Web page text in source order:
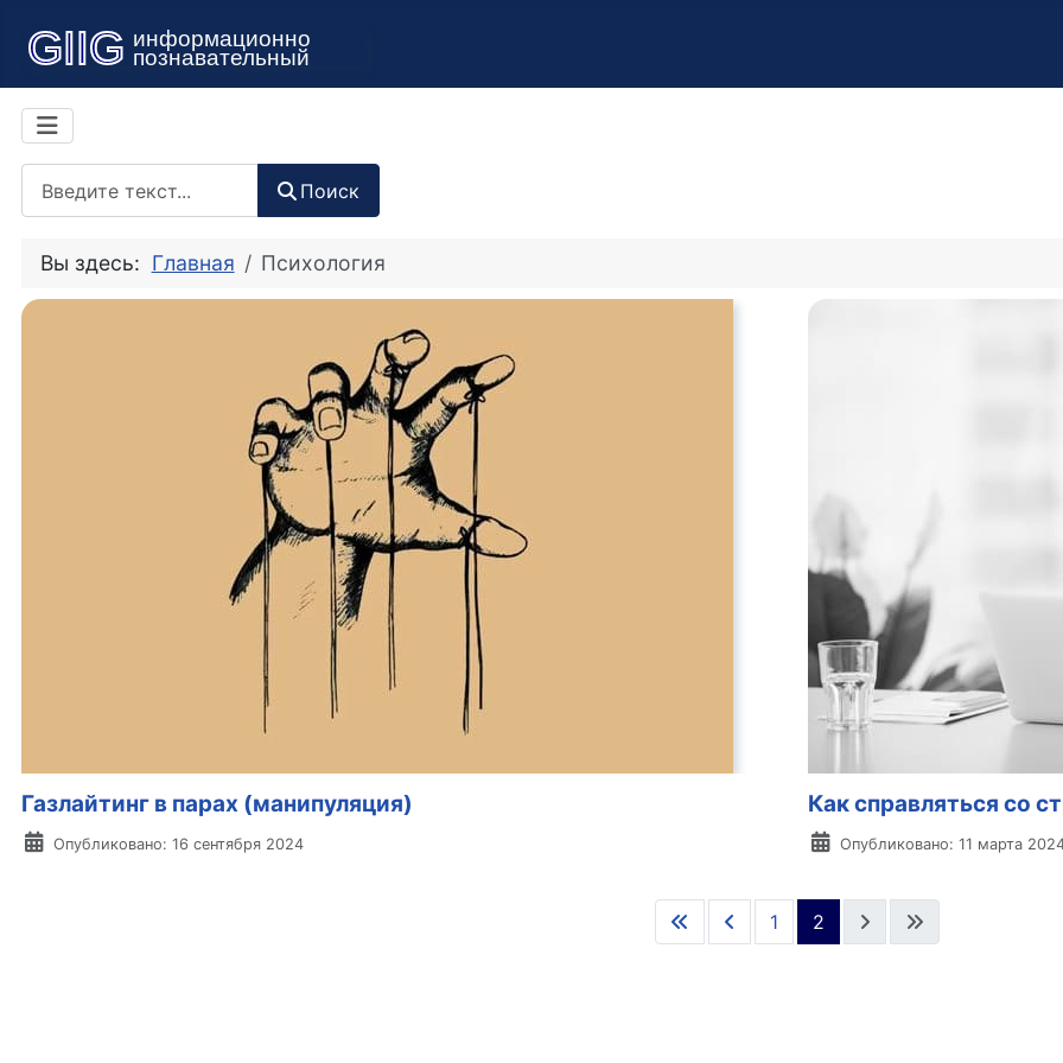
Вы здесь: Главная Психология
Газлайтинг в парах (манипуляция)
Информация о материале
Опубликовано: 16 сентября 2024
Как справляться со
Информация о
Опубликовано: 11 марта
1 2
Поиск